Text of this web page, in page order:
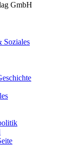
GmbH
Soziales